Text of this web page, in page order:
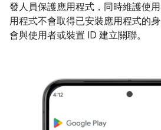
發人員保護應用程式，同時維護使
用程式不會取得已安裝應用程式的
會與使用者或裝置 ID 建立關聯。